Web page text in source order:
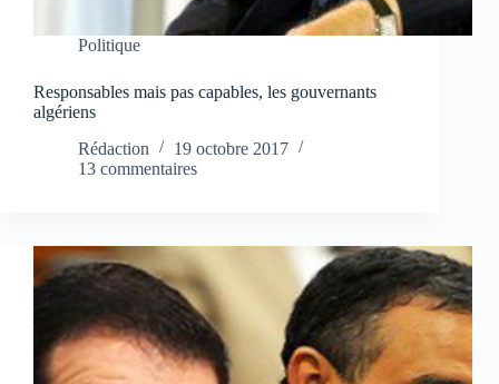
Politique
Responsables mais pas capables, les gouvernants
algériens
Rédaction
19 octobre 2017
13 commentaires